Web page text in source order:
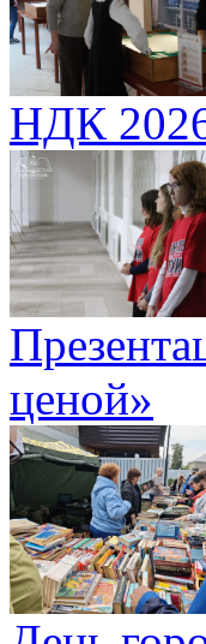
НДК
ценой»